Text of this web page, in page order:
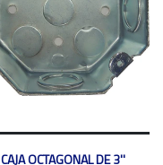
CAJA OCTAGONAL DE 3''